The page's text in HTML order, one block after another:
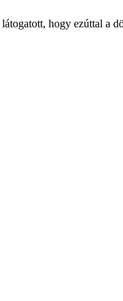
hogy ezúttal a